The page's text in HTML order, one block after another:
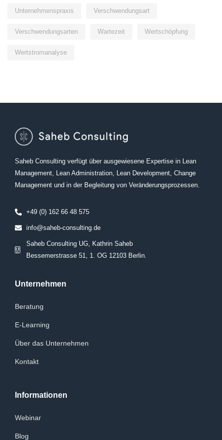
Unternehmenspraxis Verschwendungsart
Verschwendungsarten Wartezeit Wertschöpfung
Wertstromanalyse
Saheb Consulting verfügt über ausgewiesene Expertise in Lean
Management, Lean Administration, Lean Development, Change
Management und in der Begleitung von Veränderungsprozessen.
+49 (0) 162 66 48 575
info@saheb-consulting.de
Saheb Consulting UG, Kathrin Saheb
Bessemerstrasse 51, 1. OG 12103 Berlin.
Unternehmen
Beratung
E-Learning
Über das Unternehmen
Kontakt
Informationen
Webinar
Blog